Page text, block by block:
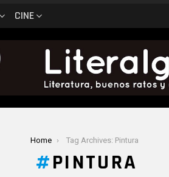
CINE
Home Tag Archives: Pintura
PINTURA